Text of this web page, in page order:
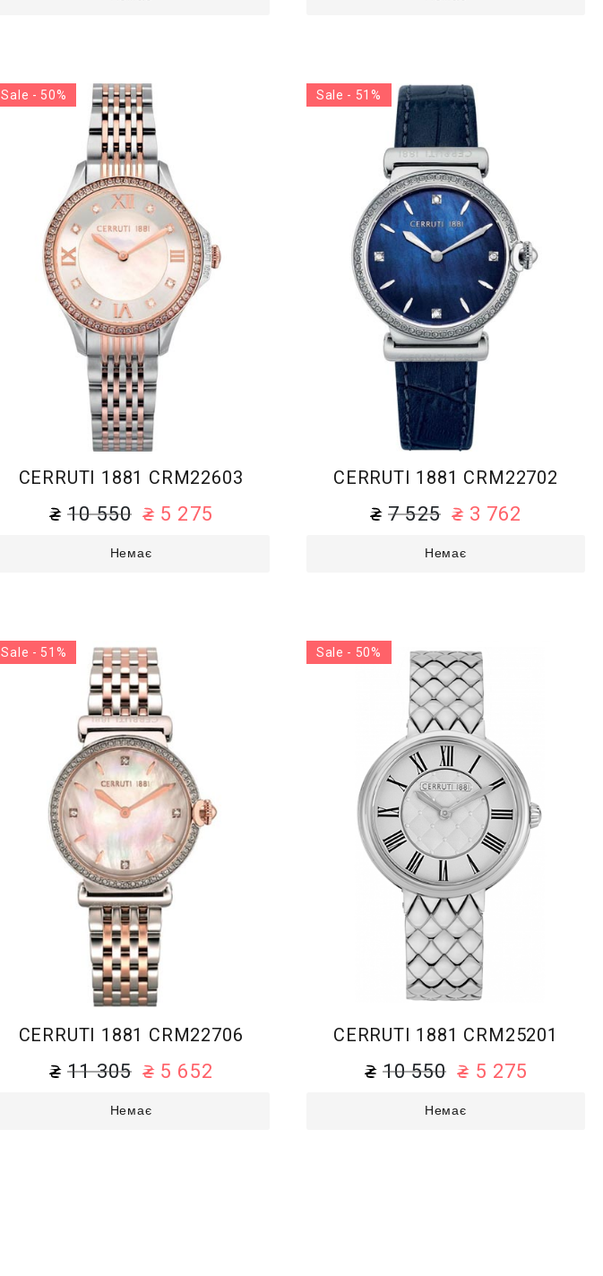
CERRUTI 1881 CRM22603
10 550 5 275
Немає
Sale - 50%
CERRUTI 1881 CRM22702
7 525 3 762
Немає
Sale - 51%
CERRUTI 1881 CRM22706
11 305 5 652
Немає
Sale - 51%
CERRUTI 1881 CRM25201
10 550 5 275
Немає
Sale - 50%